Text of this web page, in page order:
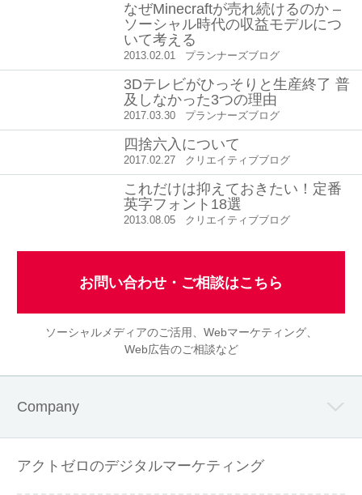
なぜMinecraftが売れ続けるのか –
ソーシャル時代の収益モデルにつ
いて考える
2013.02.01 プランナーズブログ
3Dテレビがひっそりと生産終了 普
及しなかった3つの理由
2017.03.30 プランナーズブログ
四捨六入について
2017.02.27 クリエイティブブログ
これだけは抑えておきたい！定番
英字フォント18選
2013.08.05 クリエイティブブログ
お問い合わせ・ご相談はこちら
ソーシャルメディアのご活用、Webマーケティング、
Web広告のご相談など
Company
アクトゼロのデジタルマーケティング